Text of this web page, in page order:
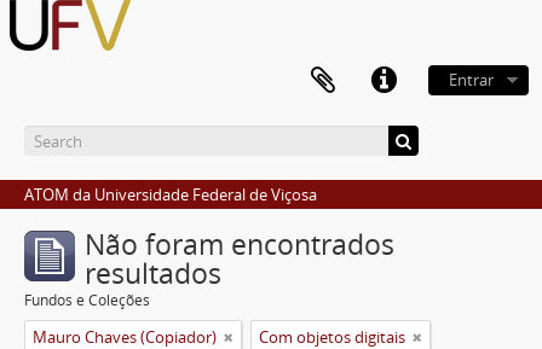
Entrar
ATOM da Universidade Federal de Viçosa
Não foram encontrados
resultados
Fundos e Coleções
Mauro Chaves (Copiador) Com objetos digitais